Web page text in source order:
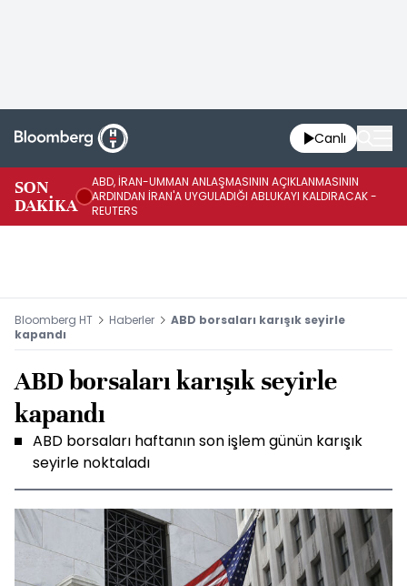
Canlı
SON
DAKİKA
ABD, İRAN-UMMAN ANLAŞMASININ AÇIKLANMASININ
ARDINDAN İRAN'A UYGULADIĞI ABLUKAYI KALDIRACAK -
REUTERS
Bloomberg HT Haberler
ABD borsaları karışık seyirle
kapandı
ABD borsaları karışık seyirle
kapandı
ABD borsaları haftanın son işlem günün karışık
seyirle noktaladı